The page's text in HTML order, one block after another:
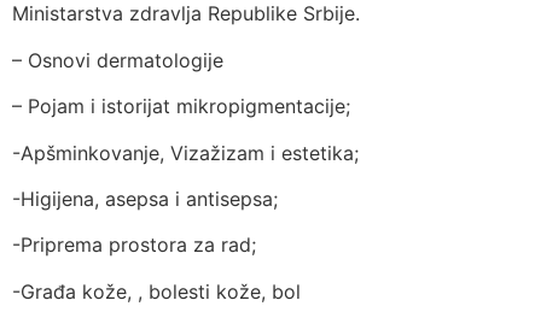
Ministarstva zdravlja Republike Srbije.
– Osnovi dermatologije
– Pojam i istorijat mikropigmentacije;
-Apšminkovanje, Vizažizam i estetika;
-Higijena, asepsa i antisepsa;
-Priprema prostora za rad;
-Građa kože, , bolesti kože, bol